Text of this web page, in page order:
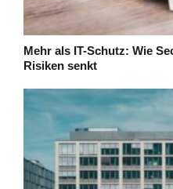
Mehr als IT-Schutz: Wie
Risiken senkt